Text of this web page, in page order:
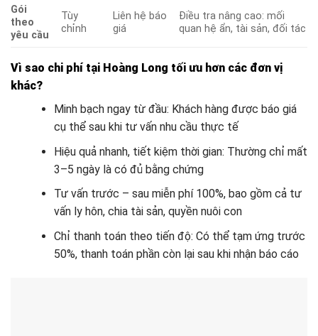
Gói
theo
yêu cầu
Tùy
chỉnh
Liên hệ báo
giá
Điều tra nâng cao: mối
quan hệ ẩn, tài sản, đối tác
Vì sao chi phí tại Hoàng Long tối ưu hơn các đơn vị
khác?
Minh bạch ngay từ đầu: Khách hàng được báo giá
cụ thể sau khi tư vấn nhu cầu thực tế
Hiệu quả nhanh, tiết kiệm thời gian: Thường chỉ mất
3–5 ngày là có đủ bằng chứng
Tư vấn trước – sau miễn phí 100%, bao gồm cả tư
vấn ly hôn, chia tài sản, quyền nuôi con
Chỉ thanh toán theo tiến độ: Có thể tạm ứng trước
50%, thanh toán phần còn lại sau khi nhận báo cáo